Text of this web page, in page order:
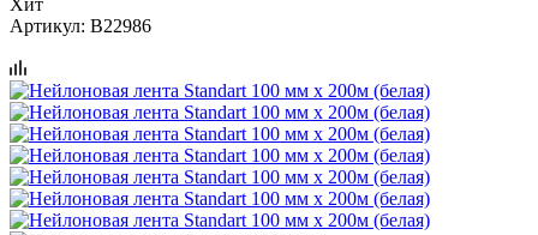
Артикул: B22986